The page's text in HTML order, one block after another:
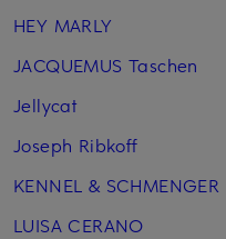
HEY MARLY
JACQUEMUS Taschen
Jellycat
Joseph Ribkoff
KENNEL & SCHMENGER
LUISA CERANO